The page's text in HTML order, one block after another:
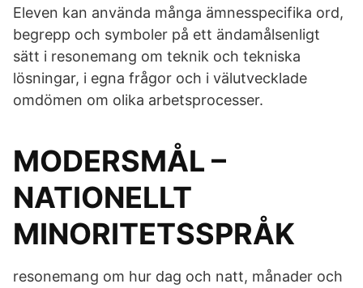
Eleven kan använda många ämnesspecifika ord,
begrepp och symboler på ett ändamålsenligt
sätt i resonemang om teknik och tekniska
lösningar, i egna frågor och i välutvecklade
omdömen om olika arbetsprocesser.
MODERSMÅL –
NATIONELLT
MINORITETSSPRÅK
resonemang om hur dag och natt, månader och